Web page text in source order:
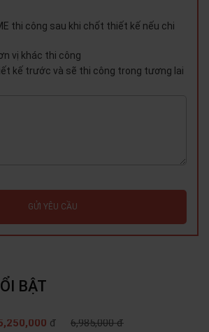
thi công sau khi chốt thiết kế nếu chi
vị khác thi công
kế trước và sẽ thi công trong tương lai
GỬI YÊU CẦU
BẬT
đ 6,985,000 đ